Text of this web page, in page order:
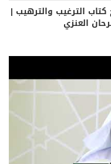
الترغيب والترهيب |
العنزي